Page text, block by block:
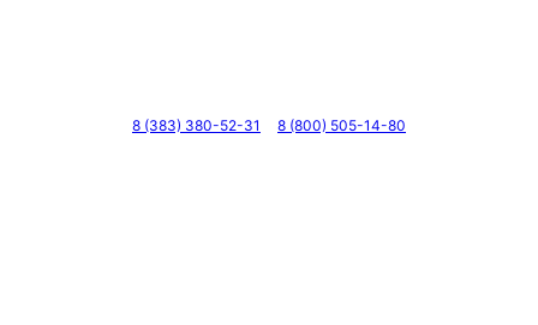
8 (383) 380-52-31 8 (800) 505-14-80